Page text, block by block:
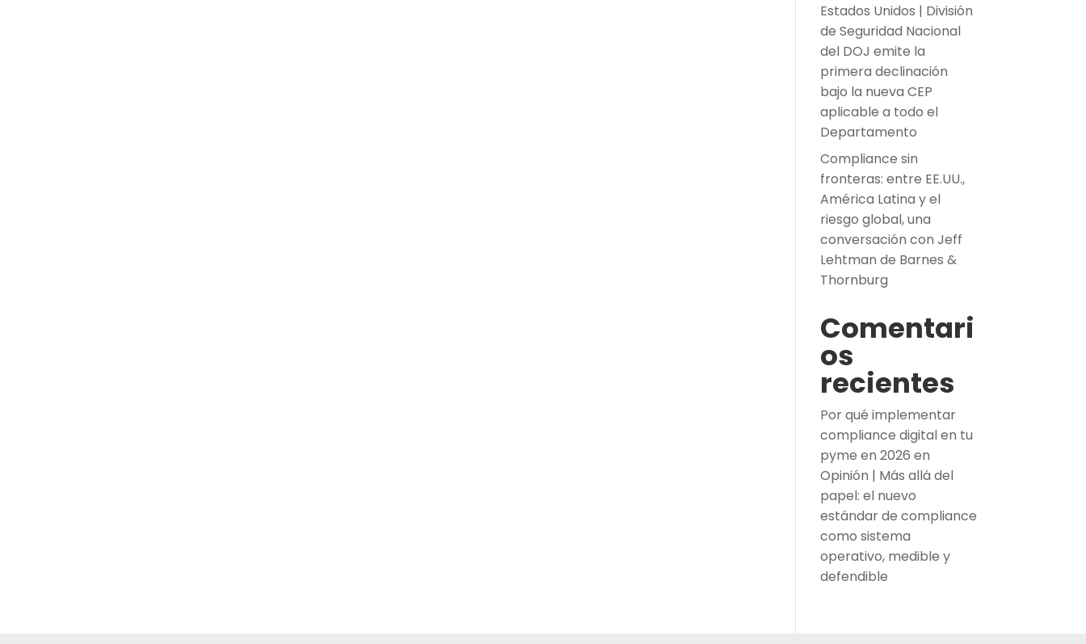
Estados Unidos | División
de Seguridad Nacional
del DOJ emite la
primera declinación
bajo la nueva CEP
aplicable a todo el
Departamento
Compliance sin
fronteras: entre EE.UU.,
América Latina y el
riesgo global, una
conversación con Jeff
Lehtman de Barnes &
Thornburg
Comentari
os
recientes
Por qué implementar
compliance digital en tu
pyme en 2026 en
Opinión | Más allá del
papel: el nuevo
estándar de compliance
como sistema
operativo, medible y
defendible